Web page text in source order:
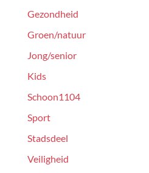
Gezondheid
Groen/natuur
Jong/senior
Kids
Schoon1104
Sport
Stadsdeel
Veiligheid